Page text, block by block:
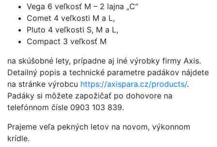
Vega 6 veľkosť M – 2 lajna „C“
Comet 4 veľkosti M a L,
Pluto 4 veľkosti S, M a L,
Compact 3 veľkosť M
na skúšobné lety, prípadne aj iné výrobky firmy Axis.
Detailný popis a technické parametre padákov nájdete
na stránke výrobcu https://axispara.cz/products/.
Padáky si môžete zapožičať po dohovore na
telefónnom čísle 0903 103 839.
Prajeme veľa pekných letov na novom, výkonnom
krídle.